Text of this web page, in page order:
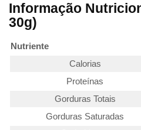
Informação
30g)
Nutriente
Calorias
Proteínas
Gorduras Totais
Gorduras Saturadas